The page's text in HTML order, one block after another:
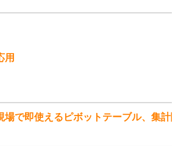
用
場で即使えるピボットテーブル、集計関